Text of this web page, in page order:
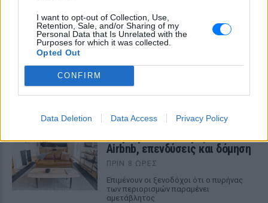
I want to opt-out of Collection, Use,
Retention, Sale, and/or Sharing of my
Personal Data that Is Unrelated with the
Purposes for which it was collected.
Opted Out
CONFIRM
Data Deletion Data Access Privacy Policy
ΔΕΙΤΕ ΕΠΙΣΗΣ
ΣΤΗΝ ΙΔΙΑ ΚΑΤΗΓΟΡΙΑ
Νέο χωροταξικό για τον
τουρισμό: Οι αλλαγές σε
Airbnb, επενδύσεις και δόμηση
ΠΡΙΝ 8 ΏΡΕΣ
Επιμένουν οι ξενοδόχοι ότι ο πυρήνας
των περιορισμών παραμένει
αμετάβλητος